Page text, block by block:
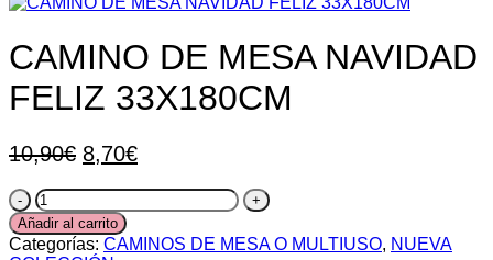
CAMINO DE MESA NAVIDAD
FELIZ 33X180CM
10,90€ El
era:
10,90€.
8,70€El
8,70€.
CAMINO
DE
MESA
Añadir al carrito
Categorías: CAMINOS DE MESA O MULTIUSO, NUEVA